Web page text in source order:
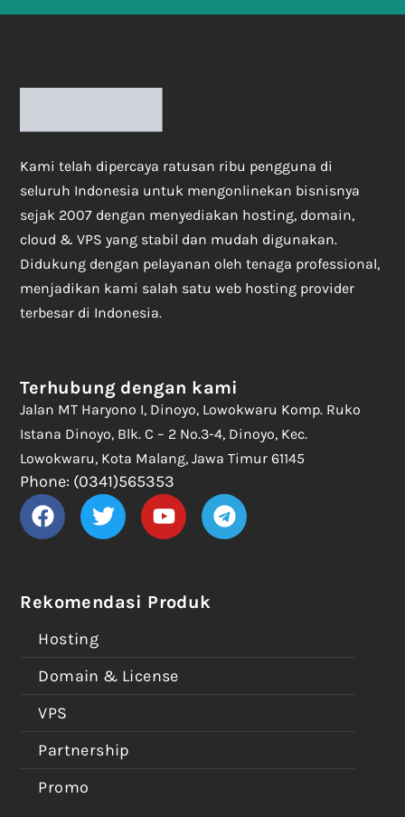
Kami telah dipercaya ratusan ribu pengguna di
seluruh Indonesia untuk mengonlinekan bisnisnya
sejak 2007 dengan menyediakan hosting, domain,
cloud & VPS yang stabil dan mudah digunakan.
Didukung dengan pelayanan oleh tenaga professional,
menjadikan kami salah satu web hosting provider
terbesar di Indonesia.
Rekomendasi Produk
Hosting
Domain & License
VPS
Partnership
Promo
Terhubung dengan kami
Jalan MT Haryono I, Dinoyo, Lowokwaru Komp. Ruko
Istana Dinoyo, Blk. C – 2 No.3-4, Dinoyo, Kec.
Lowokwaru, Kota Malang, Jawa Timur 61145
Phone: (0341)565353